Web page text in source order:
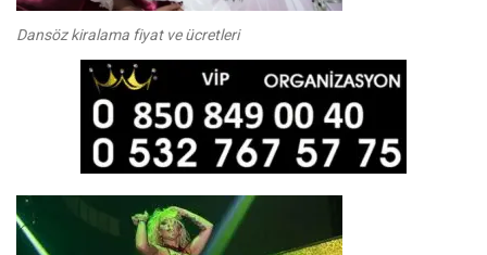
Dansöz kiralama fiyat ve ücretleri